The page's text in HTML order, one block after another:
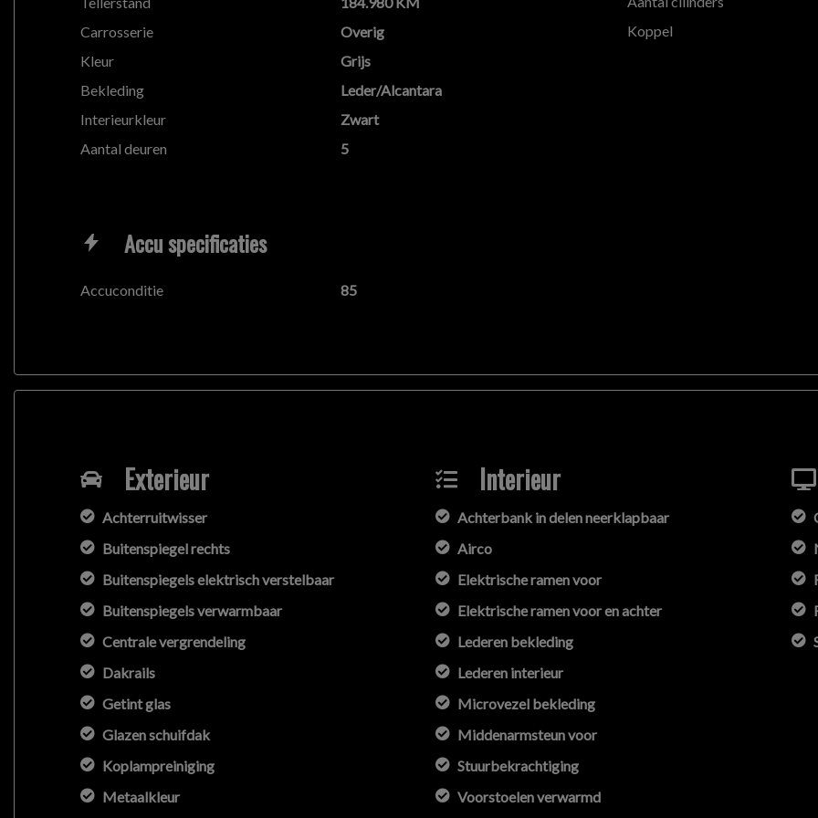
Carrosserie
Overig
Kleur
Grijs
Bekleding
Leder/Alcantara
Interieurkleur
Zwart
Aantal deuren
5
Koppel
Accu specificaties
Accuconditie 85
Exterieur
Achterruitwisser
Buitenspiegel rechts
Buitenspiegels elektrisch verstelbaar
Buitenspiegels verwarmbaar
Centrale vergrendeling
Dakrails
Getint glas
Glazen schuifdak
Koplampreiniging
Metaalkleur
Interieur
Achterbank in delen neerklapbaar
Airco
Elektrische ramen voor
Elektrische ramen voor en achter
Lederen bekleding
Lederen interieur
Microvezel bekleding
Middenarmsteun voor
Stuurbekrachtiging
Voorstoelen verwarmd